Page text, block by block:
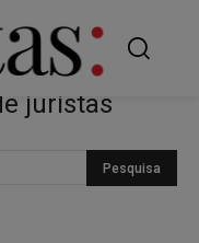
juristas